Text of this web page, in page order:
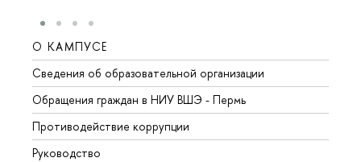
О КАМПУСЕ
Сведения об образовательной организации
Обращения граждан в НИУ ВШЭ - Пермь
Противодействие коррупции
Руководство